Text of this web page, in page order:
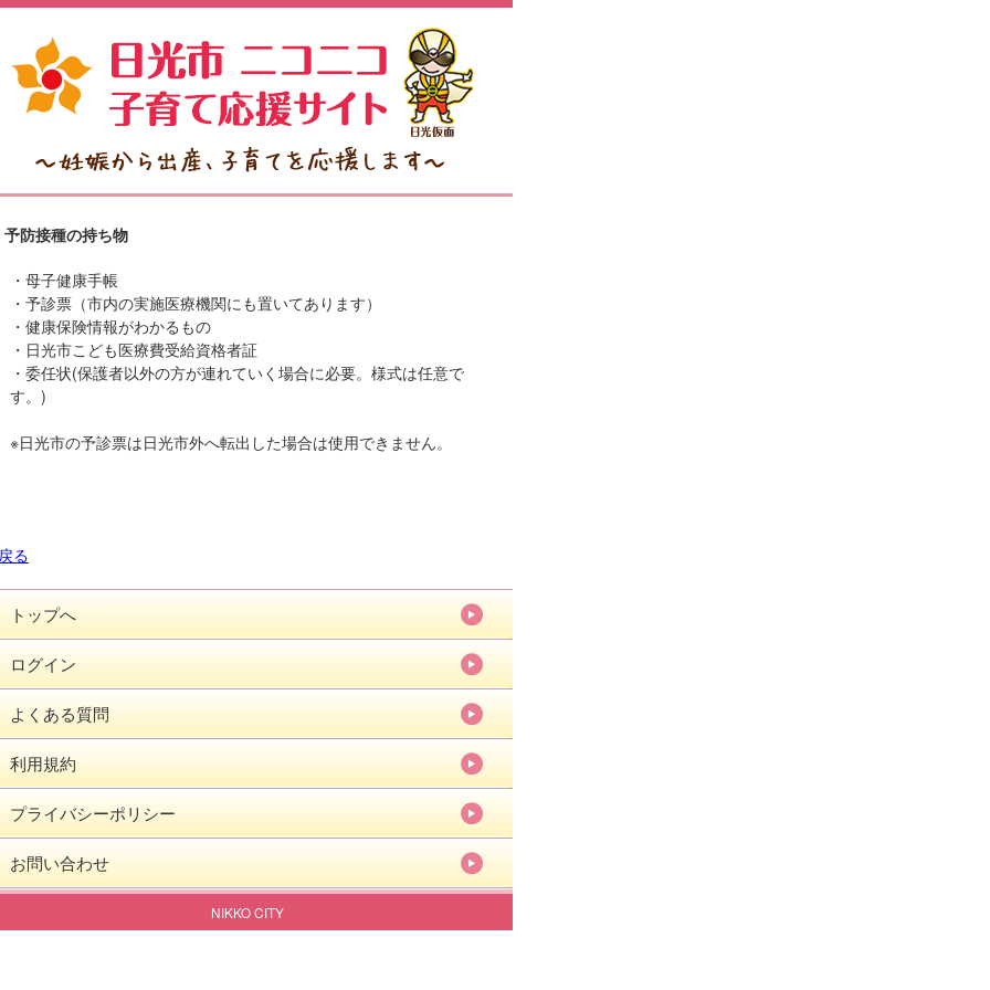
予防接種の持ち物
・母子健康手帳
・予診票（市内の実施医療機関にも置いてあります）
・健康保険情報がわかるもの
・日光市こども医療費受給資格者証
・委任状(保護者以外の方が連れていく場合に必要。様式は任意で
す。)
※日光市の予診票は日光市外へ転出した場合は使用できません。
る
トップへ
ログイン
よくある質問
利用規約
プライバシーポリシー
お問い合わせ
NIKKO CITY